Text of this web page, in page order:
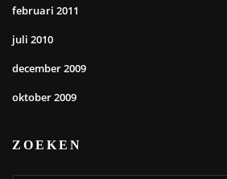
februari 2011
juli 2010
december 2009
oktober 2009
ZOEKEN